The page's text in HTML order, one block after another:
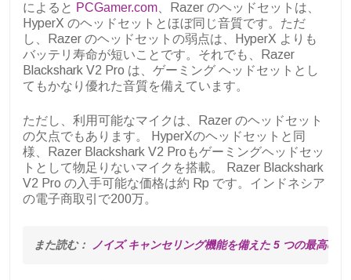
によると PCGamer.com 、Razer のヘッドセットは、
HyperX のヘッドセットとほぼ同じ音質です。ただ
し、Razer のヘッドセットの弱点は、HyperX よりも
バッテリ寿命が短いことです。それでも、Razer
Blackshark V2 Pro は、ゲーミング ヘッドセットとし
てもかなり優れた音質を備えています。
ただし、利用可能なマイクは、Razer のヘッドセット
の欠点でもあります。 HyperXのヘッドセットと同
様、Razer Blackshark V2 Proもゲーミングヘッドセッ
トとして物足りないマイクを搭載。 Razer Blackshark
V2 Pro の入手可能な価格は約 Rp です。インドネシア
の電子商取引で200万。
また読む： ノイズ キャンセリング機能を備えた 5 つの最高の